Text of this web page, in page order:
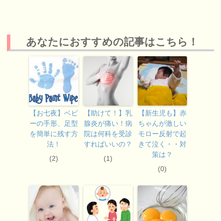
あなたにおすすめの記事はこちら！
【お七夜】ベビ
ーの手形、足型
を簡単に残す方
法！
(2)
【助けて！】乳
腺炎が痛い！病
院は何科を受診
すればいいの？
(1)
【新生児も】赤
ちゃんが激しい
モロー反射で起
きて泣く・・対
策は？
(0)